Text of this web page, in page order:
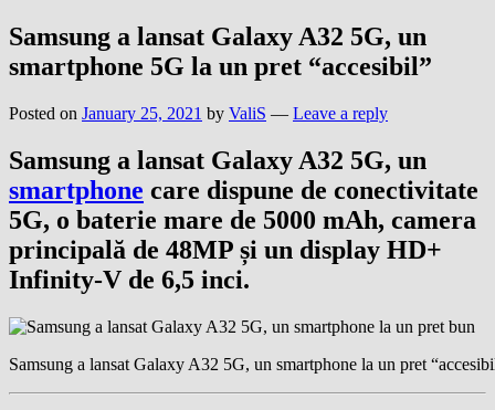
Samsung a lansat Galaxy A32 5G, un
smartphone 5G la un pret “accesibil”
Posted on January 25, 2021 by ValiS — Leave a reply
Samsung a lansat Galaxy A32 5G, un
smartphone care dispune de conectivitate
5G, o baterie mare de 5000 mAh, camera
principală de 48MP și un display HD+
Infinity-V de 6,5 inci.
Samsung a lansat Galaxy A32 5G, un smartphone la un pret